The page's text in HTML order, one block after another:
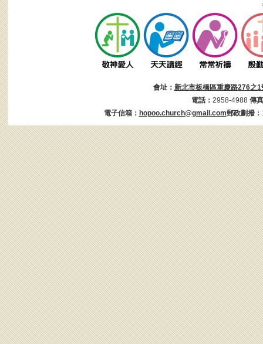
會址： 新北市板橋區重慶路276之1
電話： 2958-4988 傳
電子信箱： hopoo.church@gmail.com郵政劃撥：